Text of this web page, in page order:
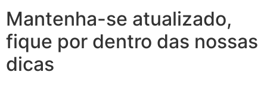
Mantenha-se atualizado,
fique por dentro das nossas
dicas